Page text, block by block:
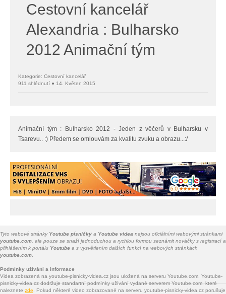
Cestovní kancelář
Alexandria : Bulharsko
2012 Animační tým
Kategorie: Cestovní kancelář
911 shlédnutí ● 14. Květen 2015
Animační tým : Bulharsko 2012 - Jeden z věčerů v Bulharsku v
Tsarevu.. :) Předem se omlouvám za kvalitu zvuku a obrazu...:/
Tyto webové stránky Youtube písničky a Youtube videa nejsou oficiálními webovými stránkami
youtube.com , ale pouze se snaží jednoduchou a rychlou formou seznámit nováčky s registrací a
přihlášením k portálu Youtube a s vysvětlením dalších funkcí na webových stránkách
youtube.com.
Podmínky užívání a informace
Videa zobrazená na youtube-pisnicky-videa.cz jsou uložená na serveru Youtube.com. Youtube-
pisnicky-videa.cz dodržuje standartní podmínky užívání vydané serverem Youtube.com, které
naleznete zde . Pokud některé video zobrazované na serveru youtube-pisnicky-videa.cz porušuje